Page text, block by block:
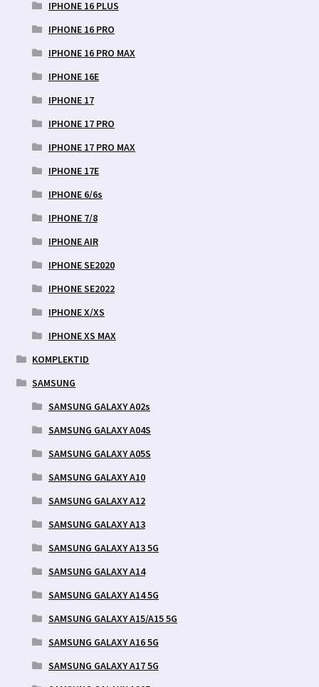
IPHONE 16 PLUS
IPHONE 16 PRO
IPHONE 16 PRO MAX
IPHONE 16E
IPHONE 17
IPHONE 17 PRO
IPHONE 17 PRO MAX
IPHONE 17E
IPHONE 6/6s
IPHONE 7/8
IPHONE AIR
IPHONE SE2020
IPHONE SE2022
IPHONE X/XS
IPHONE XS MAX
KOMPLEKTID
SAMSUNG
SAMSUNG GALAXY A02s
SAMSUNG GALAXY A04S
SAMSUNG GALAXY A05S
SAMSUNG GALAXY A10
SAMSUNG GALAXY A12
SAMSUNG GALAXY A13
SAMSUNG GALAXY A13 5G
SAMSUNG GALAXY A14
SAMSUNG GALAXY A14 5G
SAMSUNG GALAXY A15/A15 5G
SAMSUNG GALAXY A16 5G
SAMSUNG GALAXY A17 5G